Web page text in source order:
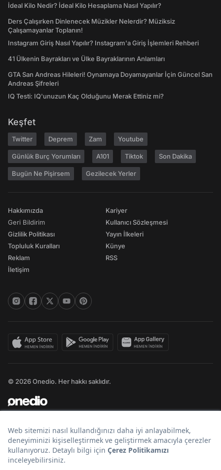
İdeal Kilo Nedir? İdeal Kilo Hesaplama Nasıl Yapılır?
Ders Çalışırken Dinlenecek Müzikler Nelerdir? Müziksiz
Çalışamayanlar Toplanın!
Instagram Giriş Nasıl Yapılır? Instagram'a Giriş İşlemleri Rehberi
41 Ülkenin Bayrakları ve Ülke Bayraklarının Anlamları
GTA San Andreas Hileleri! Oynamaya Doyamayanlar İçin Güncel San
Andreas Şifreleri
IQ Testi: IQ'unuzun Kaç Olduğunu Merak Ettiniz mi?
Keşfet
Twitter Deprem Zam Youtube
Günlük Burç Yorumları A101 Tiktok Son Dakika
Bugün Ne Pişirsem Gezilecek Yerler
Hakkımızda
Geri Bildirim
Gizlilik Politikası
Topluluk Kuralları
Reklam
İletişim
Kariyer
Kullanıcı Sözleşmesi
Yayın İlkeleri
Künye
RSS
© 2026 Onedio. Her hakkı saklıdır.
Bir markasıdır.